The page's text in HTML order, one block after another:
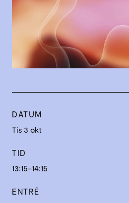
DATUM
Tis 3 okt
TID
13:15–14:15
ENTRÉ